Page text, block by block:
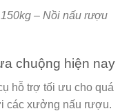
– Nồi nấu rượu
chuộng hiện nay
hỗ trợ tối ưu cho quá
các xưởng nấu rượu.